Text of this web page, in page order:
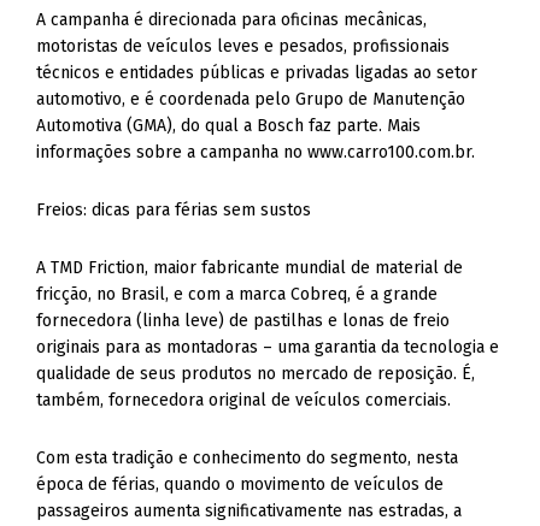
A campanha é direcionada para oficinas mecânicas,
motoristas de veículos leves e pesados, profissionais
técnicos e entidades públicas e privadas ligadas ao setor
automotivo, e é coordenada pelo Grupo de Manutenção
Automotiva (GMA), do qual a Bosch faz parte. Mais
informações sobre a campanha no www.carro100.com.br.
Freios: dicas para férias sem sustos
A TMD Friction, maior fabricante mundial de material de
fricção, no Brasil, e com a marca Cobreq, é a grande
fornecedora (linha leve) de pastilhas e lonas de freio
originais para as montadoras – uma garantia da tecnologia e
qualidade de seus produtos no mercado de reposição. É,
também, fornecedora original de veículos comerciais.
Com esta tradição e conhecimento do segmento, nesta
época de férias, quando o movimento de veículos de
passageiros aumenta significativamente nas estradas, a